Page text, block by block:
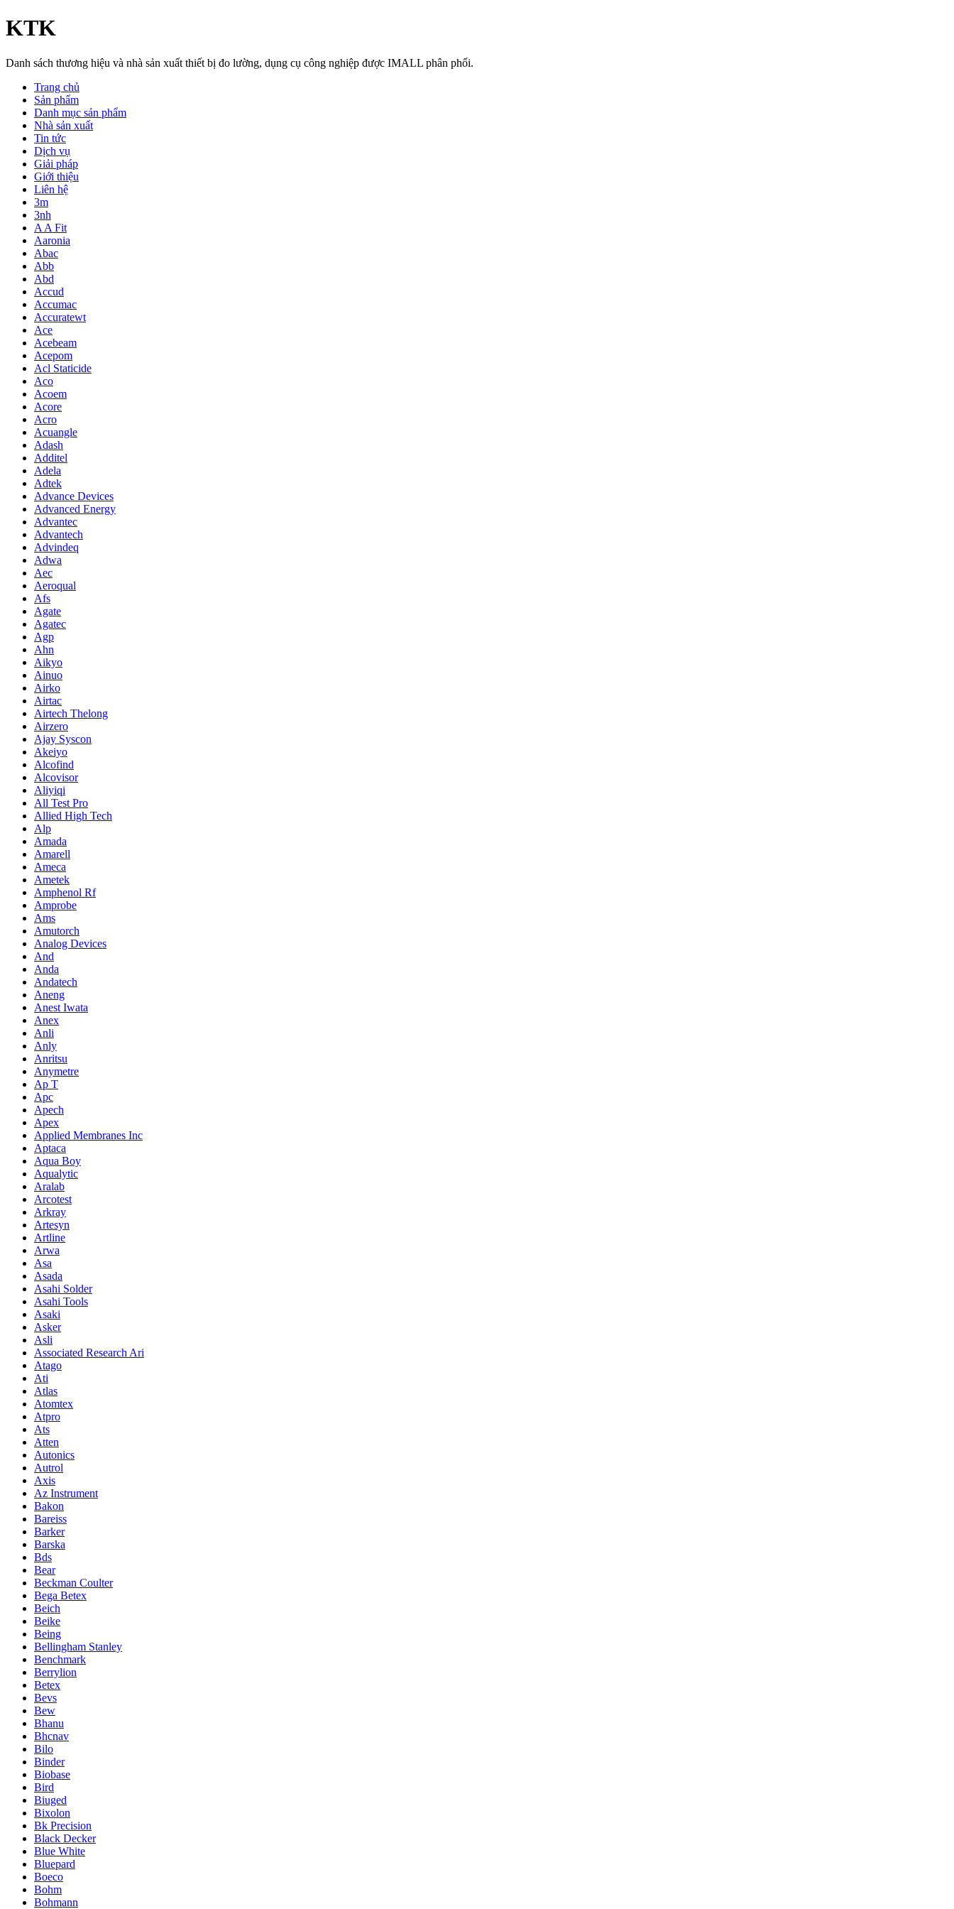
KTK
Danh sách thương hiệu và nhà sản xuất thiết bị đo lường, dụng cụ công nghiệp được IMALL phân phối.
Trang chủ
Sản phẩm
Danh mục sản phẩm
Nhà sản xuất
Tin tức
Dịch vụ
Giải pháp
Giới thiệu
Liên hệ
3m
3nh
A A Fit
Aaronia
Abac
Abb
Abd
Accud
Accumac
Accuratewt
Ace
Acebeam
Acepom
Acl Staticide
Aco
Acoem
Acore
Acro
Acuangle
Adash
Additel
Adela
Adtek
Advance Devices
Advanced Energy
Advantec
Advantech
Advindeq
Adwa
Aec
Aeroqual
Afs
Agate
Agatec
Agp
Ahn
Aikyo
Ainuo
Airko
Airtac
Airtech Thelong
Airzero
Ajay Syscon
Akeiyo
Alcofind
Alcovisor
Aliyiqi
All Test Pro
Allied High Tech
Alp
Amada
Amarell
Ameca
Ametek
Amphenol Rf
Amprobe
Ams
Amutorch
Analog Devices
And
Anda
Andatech
Aneng
Anest Iwata
Anex
Anli
Anly
Anritsu
Anymetre
Ap T
Apc
Apech
Apex
Applied Membranes Inc
Aptaca
Aqua Boy
Aqualytic
Aralab
Arcotest
Arkray
Artesyn
Artline
Arwa
Asa
Asada
Asahi Solder
Asahi Tools
Asaki
Asker
Asli
Associated Research Ari
Atago
Ati
Atlas
Atomtex
Atpro
Ats
Atten
Autonics
Autrol
Axis
Az Instrument
Bakon
Bareiss
Barker
Barska
Bds
Bear
Beckman Coulter
Bega Betex
Beich
Beike
Being
Bellingham Stanley
Benchmark
Berrylion
Betex
Bevs
Bew
Bhanu
Bhcnav
Bilo
Binder
Biobase
Bird
Biuged
Bixolon
Bk Precision
Black Decker
Blue White
Bluepard
Boeco
Bohm
Bohmann